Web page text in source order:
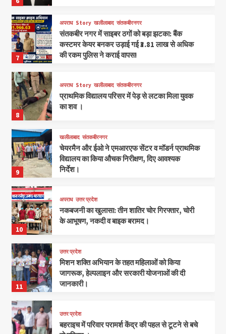
7
अपराध Story खलीलाबाद संतकबीरनगर
संतकबीर नगर में साइबर ठगों को बड़ा झटका: बैंक
कस्टमर केयर बनकर उड़ाई गई ₹3.81 लाख से अधिक
की रकम पुलिस ने कराई वापस!
8
अपराध Story खलीलाबाद संतकबीरनगर
प्राथमिक विद्यालय परिसर में पेड़ से लटका मिला युवक
का शव ।
9
खलीलाबाद संतकबीरनगर
चेयरमैन और ईओ ने एमआरएफ सेंटर व मॉडर्न प्राथमिक
विद्यालय का किया औचक निरीक्षण, दिए आवश्यक
निर्देश।
10
अपराध उत्तर प्रदेश
नकबजनी का खुलासा: तीन शातिर चोर गिरफ्तार, चोरी
के आभूषण, नकदी व बाइक बरामद।
11
उत्तर प्रदेश
मिशन शक्ति अभियान के तहत महिलाओं को किया
जागरूक, हेल्पलाइन और सरकारी योजनाओं की दी
जानकारी।
उत्तर प्रदेश
बहराइच में परिवार परामर्श केंद्र की पहल से टूटने से बचे